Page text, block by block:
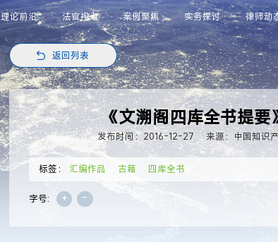
理论前沿 法官视点 案例聚焦 实务探讨 律师动
返回列表
《文溯阁四库全书提要
发布时间：2016-12-27 来源：中国知识
标签： 汇编作品 古籍 四库全书
字号: + -